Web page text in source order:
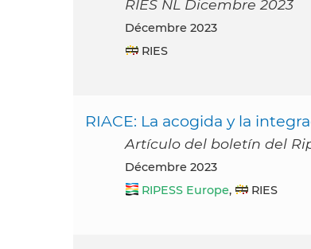
RIES NL Dicembre 2023
décembre 2023
RIES
RIACE: La acogida y la
Artículo del boletín del
décembre 2023
RIPESS Europe, RIES